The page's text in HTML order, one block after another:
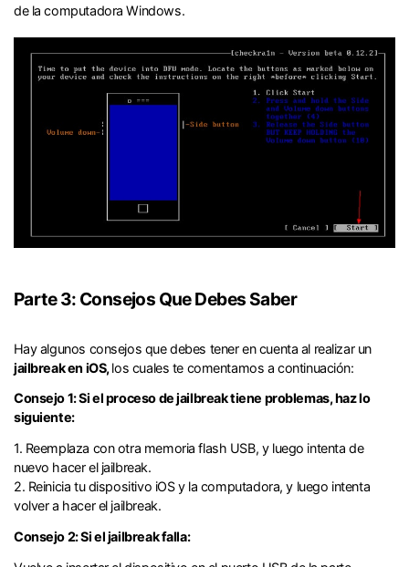
de la computadora Windows.󠀲󠀩󠀧󠀣󠀠󠀩󠀠󠀥󠀳
Parte 3: Consejos Que Debes Saber󠀲󠀩󠀧󠀣󠀠󠀨󠀢󠀨󠀳
󠀰Hay algunos consejos que debes tener en cuenta al realizar un
jailbreak en iOS, los cuales te comentamos a continuación:
Consejo 1: Si el proceso de jailbreak tiene problemas, haz lo
siguiente:󠀲󠀩󠀧󠀣󠀠󠀩󠀠󠀩󠀩󠀳
1. Reemplaza con otra memoria flash USB, y luego intenta de
nuevo hacer el jailbreak.
2. Reinicia tu dispositivo iOS y la computadora, y luego intenta
volver a hacer el jailbreak.
Consejo 2: Si el jailbreak falla:󠀲󠀩󠀧󠀣󠀠󠀩󠀡󠀢󠀳